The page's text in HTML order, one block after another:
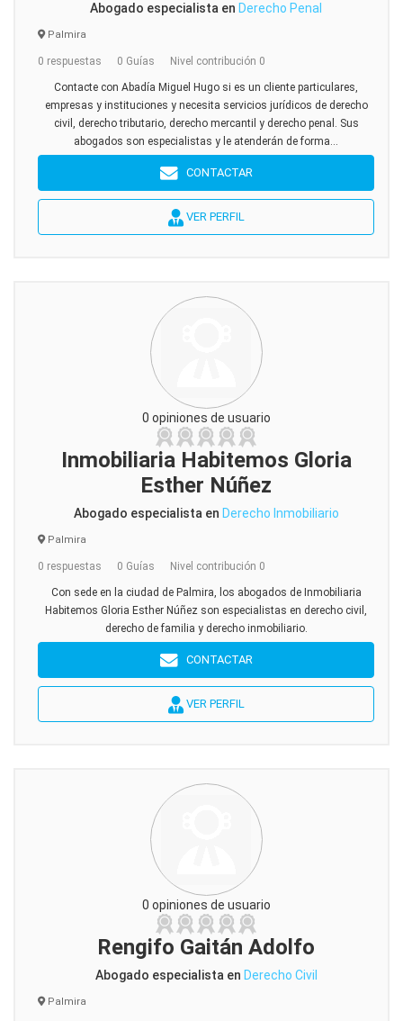
Abogado especialista en Derecho Penal
Palmira
0 respuestas 0 Guías Nivel contribución 0
Contacte con Abadía Miguel Hugo si es un cliente particulares,
empresas y instituciones y necesita servicios jurídicos de derecho
civil, derecho tributario, derecho mercantil y derecho penal. Sus
abogados son especialistas y le atenderán de forma...
CONTACTAR
VER PERFIL
0 opiniones de usuario
Inmobiliaria Habitemos Gloria
Esther Núñez
Abogado especialista en Derecho Inmobiliario
Palmira
0 respuestas 0 Guías Nivel contribución 0
Con sede en la ciudad de Palmira, los abogados de Inmobiliaria
Habitemos Gloria Esther Núñez son especialistas en derecho civil,
derecho de familia y derecho inmobiliario.
CONTACTAR
VER PERFIL
0 opiniones de usuario
Rengifo Gaitán Adolfo
Abogado especialista en Derecho Civil
Palmira